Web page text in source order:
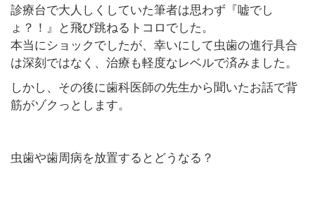
診療台で大人しくしていた筆者は思わず『嘘でし
ょ？！』と飛び跳ねるトコロでした。
本当にショックでしたが、幸いにして虫歯の進行具合
は深刻ではなく、治療も軽度なレベルで済みました。
しかし、その後に歯科医師の先生から聞いたお話で背
筋がゾクっとします。
虫歯や歯周病を放置するとどうなる？